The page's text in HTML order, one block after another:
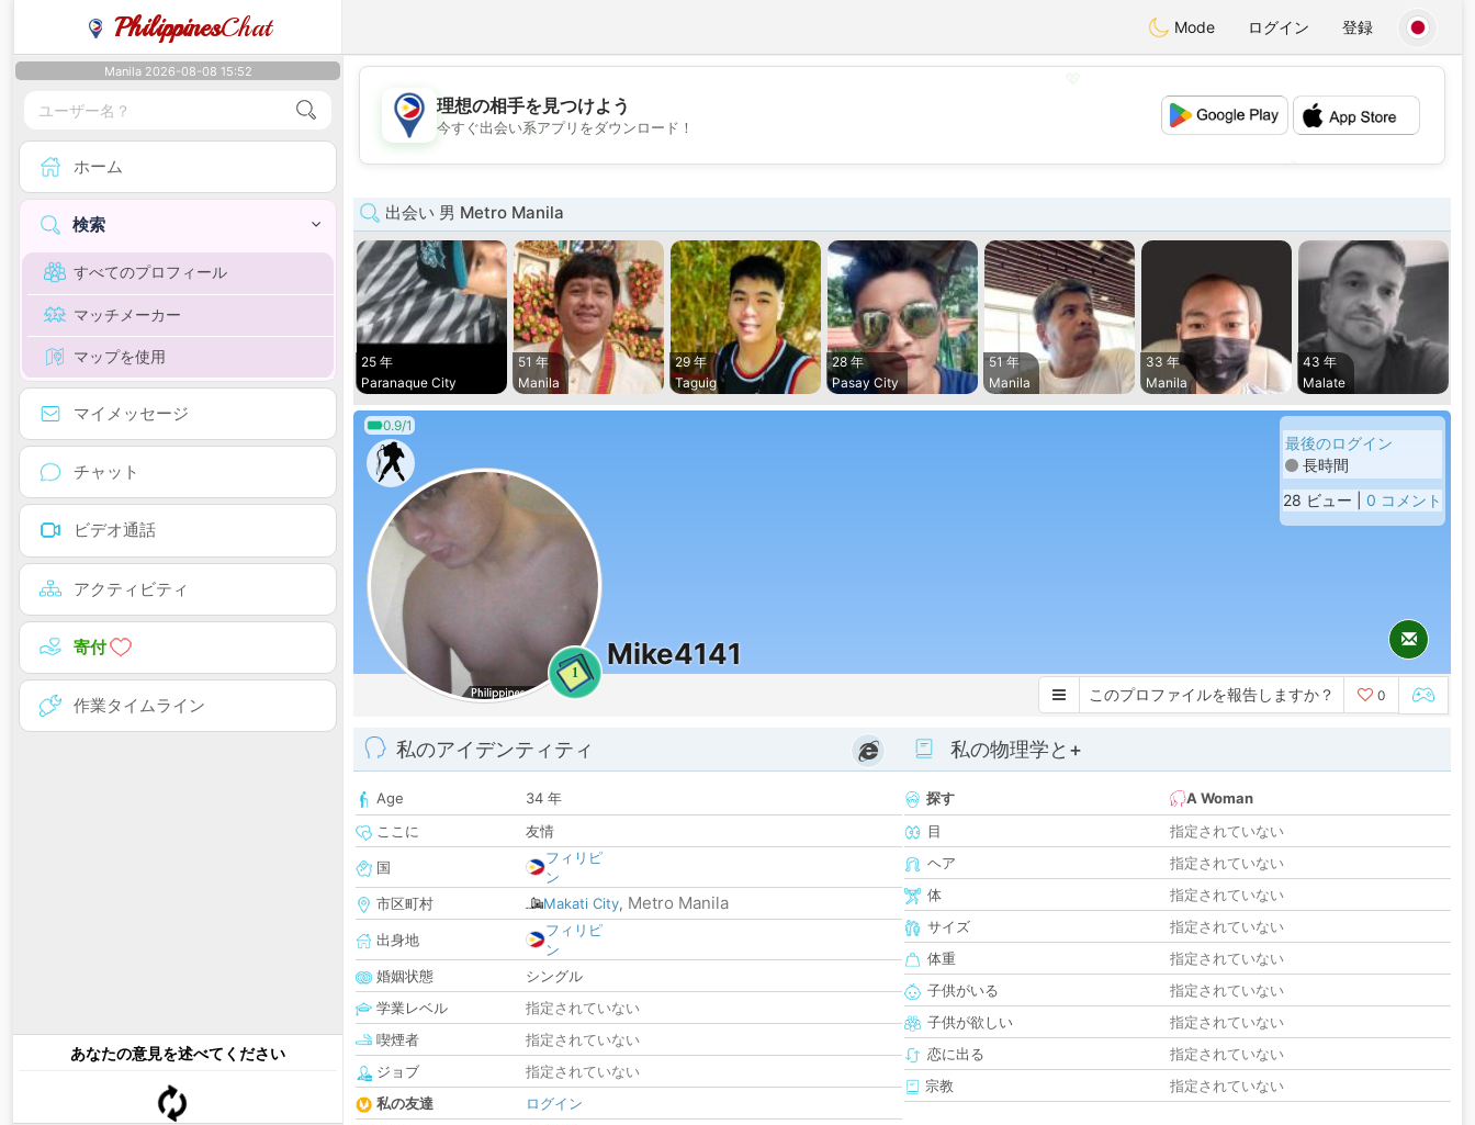
PhilippinesChat Mode ログイン 登録
Manila 2026-08-08 15:52
ホーム
検索
すべてのプロフィール
マッチメーカー
マップを使用
マイメッセージ
チャット
ビデオ通話
アクティビティ
寄付
作業タイムライン
あなたの意見を述べてください
💖
💕
理想の相手を見つけよう
今すぐ出会い系アプリをダウンロード！
出会い 男 Metro Manila
25 年
Paranaque City
51 年
Manila
29 年
Taguig
28 年
Pasay City
51 年
Manila
33 年
Manila
43 年
Malate
0.9/1
1
Mike4141
最後のログイン
長時間
28 ビュー | 0 コメント
このプロファイルを報告しますか？ 0
私のアイデンティティ
Age
34 年
ここに
友情
国
フィリピ
ン
市区町村
Makati City, Metro Manila
出身地
フィリピ
ン
婚姻状態
シングル
学業レベル
指定されていない
喫煙者
指定されていない
ジョブ
指定されていない
私の友達
ログイン
私の物理学と+
探す
A Woman
目
指定されていない
ヘア
指定されていない
体
指定されていない
サイズ
指定されていない
体重
指定されていない
子供がいる
指定されていない
子供が欲しい
指定されていない
恋に出る
指定されていない
宗教
指定されていない